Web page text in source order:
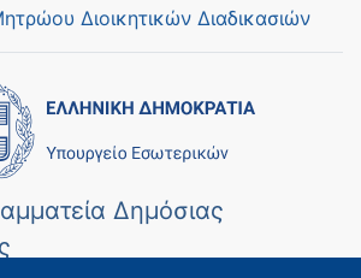
Διοικητικών Διαδικασιών
Δημόσιας